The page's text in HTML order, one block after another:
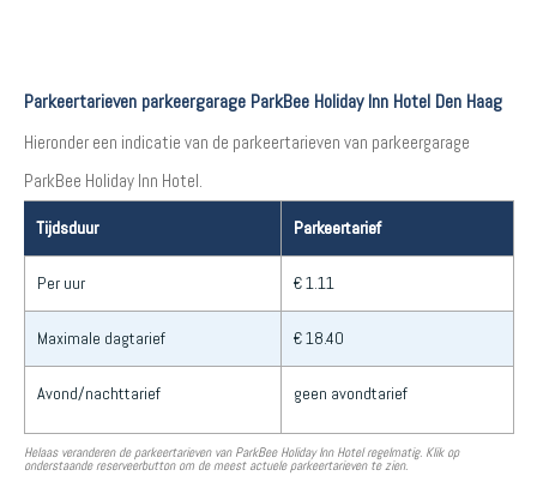
Parkeertarieven parkeergarage ParkBee Holiday Inn Hotel Den Haag
Hieronder een indicatie van de parkeertarieven van parkeergarage
ParkBee Holiday Inn Hotel.
Tijdsduur Parkeertarief
Per uur € 1.11
Maximale dagtarief € 18.40
Avond/nachttarief geen avondtarief
Helaas veranderen de parkeertarieven van ParkBee Holiday Inn Hotel regelmatig. Klik op
onderstaande reserveerbutton om de meest actuele parkeertarieven te zien.